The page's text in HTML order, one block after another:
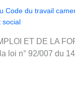
Code du travail
social
ET DE LA
loi n° 92/007 du